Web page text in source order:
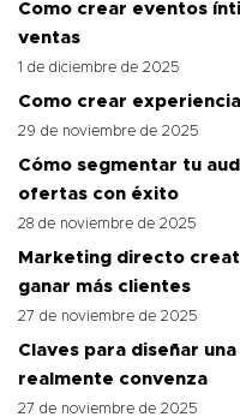
Como crear eventos
ventas
1 de diciembre de 2025
Como crear
29 de noviembre de 2025
Cómo segmentar tu
ofertas con éxito
28 de noviembre de 2025
Marketing directo
ganar más clientes
27 de noviembre de 2025
Claves para diseñar
realmente convenza
27 de noviembre de 2025